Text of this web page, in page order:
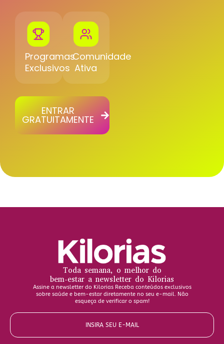
Programas
Exclusivos
Comunidade
Ativa
ENTRAR
GRATUITAMENTE
Toda semana, o melhor do
bem-estar a newsletter do Kilorias
Assine a newsletter do Kilorias Receba conteúdos exclusivos
sobre saúde e bem-estar diretamente no seu e-mail. Não
esqueça de verificar o spam!
INSIRA SEU E-MAIL